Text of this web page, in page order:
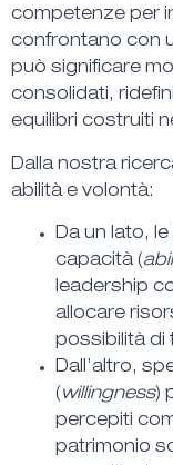
competenze per
confrontano con
può significare
consolidati,
equilibri costruiti
Dalla nostra
abilità e volontà:
Da un lato,
capacità (
leadership
allocare
possibilità di
Dall’altro,
( willingness)
percepiti
patrimonio